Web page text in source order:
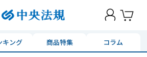
キング 商品特集 コラム